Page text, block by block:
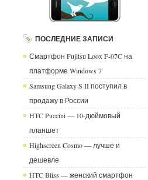
ПОСЛЕДНИЕ ЗАПИСИ
Смартфон Fujitsu Loox F-07C на
платформе Windows 7
Samsung Galaxy S II поступил в
продажу в России
HTC Puccini — 10-дюймовый
планшет
Highscreen Cosmo — лучше и
дешевле
HTC Bliss — женский смартфон